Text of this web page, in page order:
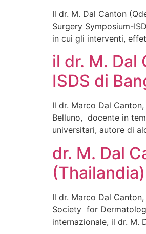
Il dr. M. Dal Canton
Surgery Symposium-
in cui gli interventi,
il dr. M.
ISDS di
Il dr. Marco Dal
Belluno, docente in
universitari, autore di
dr. M. Dal
(Thailandia)
Il dr. Marco Dal
Society for
internazionale, il dr. M.